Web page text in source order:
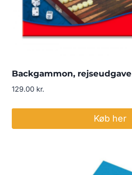
Backgammon, rejseudgave
129.00 kr.
Køb her